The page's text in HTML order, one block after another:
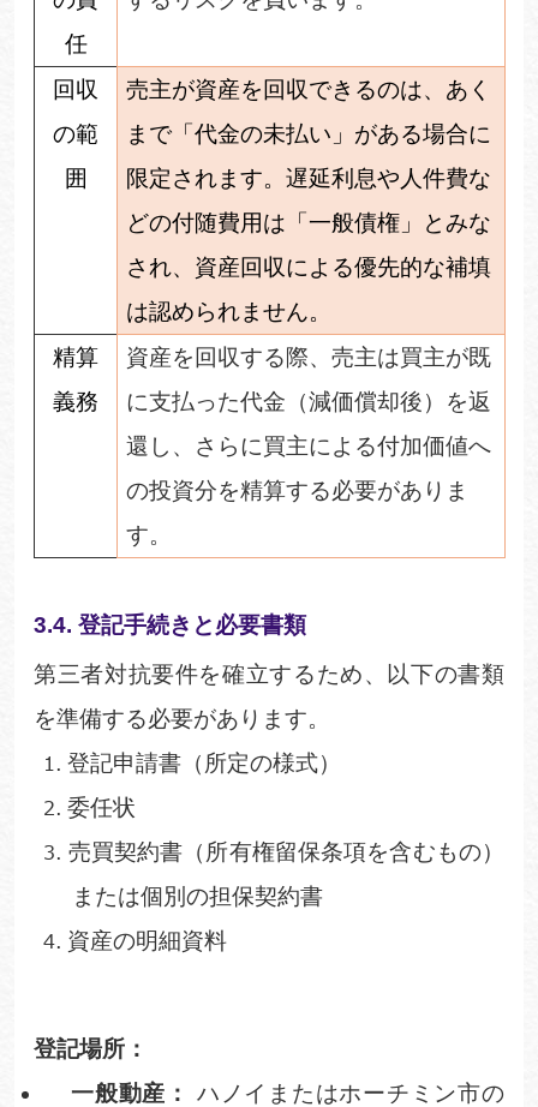
任
回収
の範
囲
売主が資産を回収できるのは、あく
まで「代金の未払い」がある場合に
限定されます。遅延利息や人件費な
どの付随費用は「一般債権」とみな
され、資産回収による優先的な補填
は認められません。
精算
義務
資産を回収する際、売主は買主が既
に支払った代金（減価償却後）を返
還し、さらに買主による付加価値へ
の投資分を精算する必要がありま
す。
3.4. 登記手続きと必要書類
第三者対抗要件を確立するため、以下の書類
を準備する必要があります。
登記申請書 （所定の様式）
委任状
売買契約書 （所有権留保条項を含むもの）
または個別の担保契約書
資産の明細資料
登記場所：
一般動産：
ハノイまたはホーチミン市の